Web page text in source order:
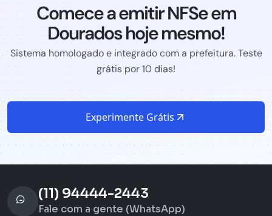
Comece a emitir NFSe em
Dourados hoje mesmo!
Sistema homologado e integrado com a prefeitura. Teste
grátis por 10 dias!
Experimente Grátis
(11) 94444-2443
Fale com a gente (WhatsApp)